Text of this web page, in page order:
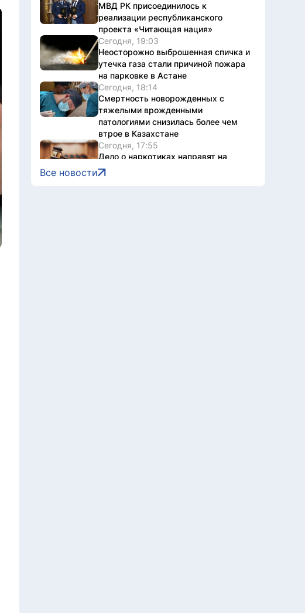
МВД РК присоединилось к
реализации республиканского
проекта «Читающая нация»
Сегодня, 19:03
Неосторожно выброшенная спичка и
утечка газа стали причиной пожара
на парковке в Астане
Сегодня, 18:14
Смертность новорожденных с
тяжелыми врожденными
патологиями снизилась более чем
втрое в Казахстане
Сегодня, 17:55
Дело о наркотиках направят на
новое рассмотрение: подсудимому
не дали последнее слово
Все новости